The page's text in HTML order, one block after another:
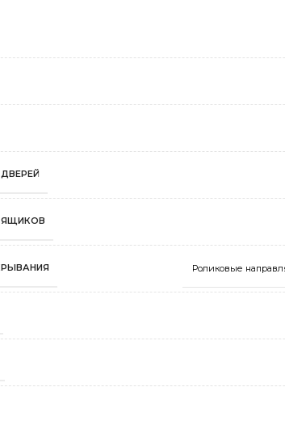
ЯЩИКОВ
Роликовые